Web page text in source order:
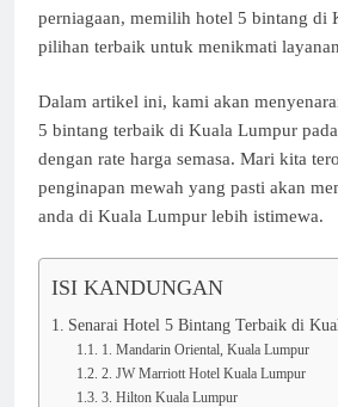
perniagaan, memilih hotel 5 bintang di
pilihan terbaik untuk menikmati
Dalam artikel ini, kami akan
5 bintang terbaik di Kuala Lumpur
dengan rate harga semasa. Mari kita
penginapan mewah yang pasti akan
anda di Kuala Lumpur lebih istimewa.
ISI KANDUNGAN
Senarai Hotel 5 Bintang Terbaik di
1. Mandarin Oriental, Kuala Lumpur
2. JW Marriott Hotel Kuala Lumpur
3. Hilton Kuala Lumpur